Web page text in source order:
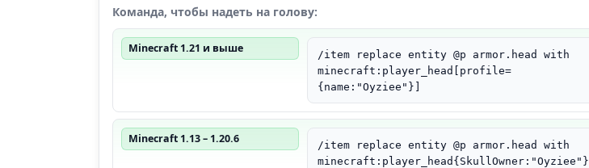
Команда, чтобы надеть на голову:
Minecraft 1.21 и выше
/item replace entity @p armor.head with
minecraft:player_head[profile=
{name:"Oyziee"}]
Minecraft 1.13 – 1.20.6
/item replace entity @p armor.head with
minecraft:player_head{SkullOwner:"Oyziee"}